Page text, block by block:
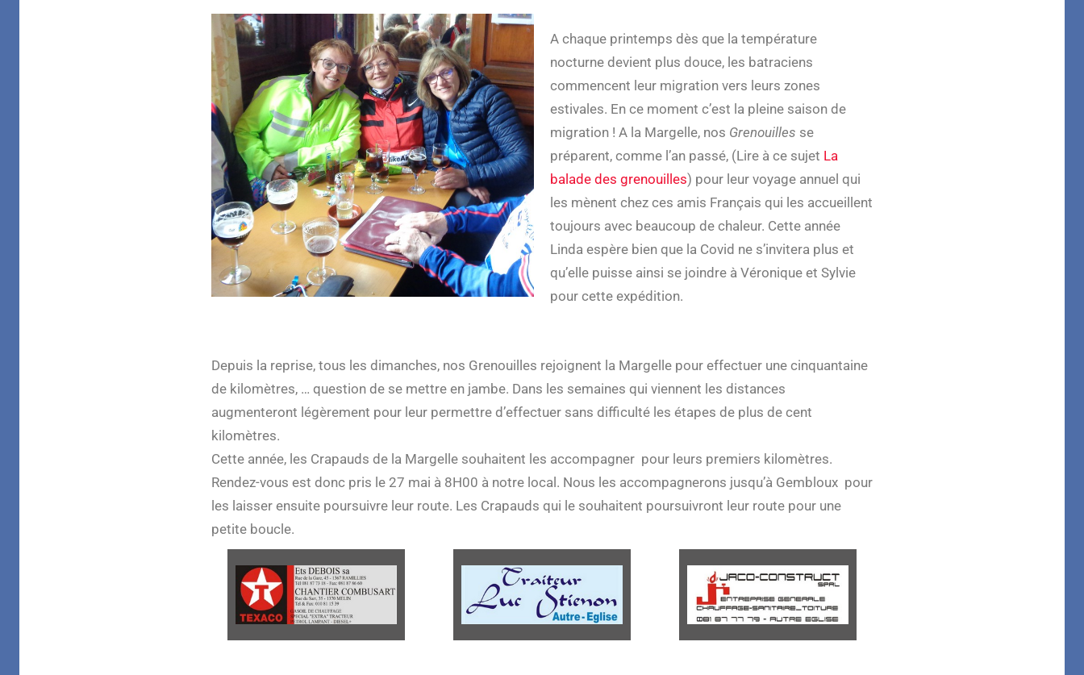
A chaque printemps dès que la température
nocturne devient plus douce, les batraciens
commencent leur migration vers leurs zones
estivales. En ce moment c’est la pleine saison de
migration ! A la Margelle, nos Grenouilles se
préparent, comme l’an passé, (Lire à ce sujet La
balade des grenouilles) pour leur voyage annuel qui
les mènent chez ces amis Français qui les accueillent
toujours avec beaucoup de chaleur. Cette année
Linda espère bien que la Covid ne s’invitera plus et
qu’elle puisse ainsi se joindre à Véronique et Sylvie
pour cette expédition.
Depuis la reprise, tous les dimanches, nos Grenouilles rejoignent la Margelle pour effectuer une cinquantaine
de kilomètres, … question de se mettre en jambe. Dans les semaines qui viennent les distances
augmenteront légèrement pour leur permettre d’effectuer sans difficulté les étapes de plus de cent
kilomètres.
Cette année, les Crapauds de la Margelle souhaitent les accompagner pour leurs premiers kilomètres.
Rendez-vous est donc pris le 27 mai à 8H00 à notre local. Nous les accompagnerons jusqu’à Gembloux pour
les laisser ensuite poursuivre leur route. Les Crapauds qui le souhaitent poursuivront leur route pour une
petite boucle.